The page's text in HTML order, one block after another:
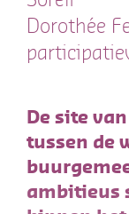
Dorothée
De site
tussen de
ambitieus